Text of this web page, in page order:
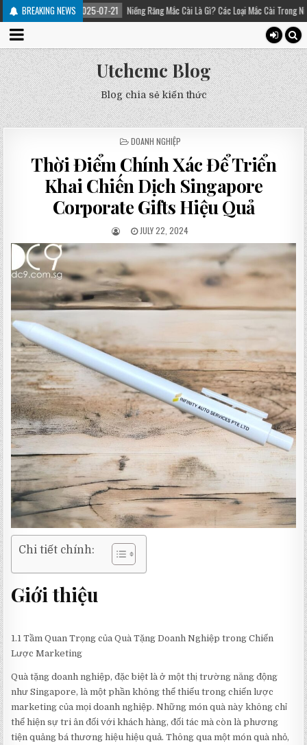
BREAKING NEWS
2025-07-21 Niềng Răng Mắc Cài Là Gì? Các Loại Mắc Cài Trong Niềng Răng –
Utchcmc Blog
Blog chia sẻ kiến thức
POSTED
DOANH NGHIỆP
Thời Điểm Chính Xác Để Triển
Khai Chiến Dịch Singapore
Corporate Gifts Hiệu Quả
JULY 22, 2024
Chi tiết chính:
Giới thiệu
1.1 Tầm Quan Trọng của Quà Tặng Doanh Nghiệp trong Chiến
Lược Marketing
Quà tặng doanh nghiệp, đặc biệt là ở một thị trường năng động
như Singapore, là một phần không thể thiếu trong chiến lược
marketing của mọi doanh nghiệp. Những món quà này không chỉ
thể hiện sự tri ân đối với khách hàng, đối tác mà còn là phương
tiện quảng bá thương hiệu hiệu quả. Thông qua một món quà nhỏ,